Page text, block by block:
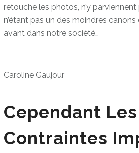
retouche les photos, n’y
n’étant pas un des moindres
avant dans notre société…
Caroline Gaujour
Cependant Les
Contraintes